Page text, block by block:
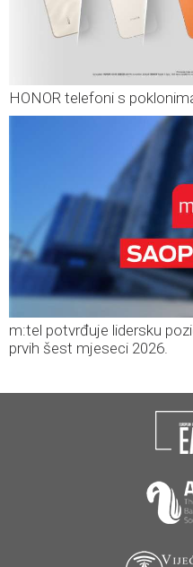
HONOR telefoni s
m:tel potvrđuje lidersku
prvih šest mjeseci 2026.